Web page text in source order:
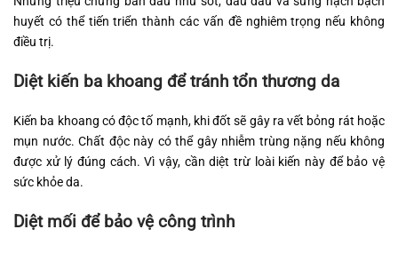
huyết có thể tiến triển thành các vấn đề nghiêm trọng nếu không
điều trị.
Diệt kiến ba khoang để tránh tổn thương da
Kiến ba khoang có độc tố mạnh, khi đốt sẽ gây ra vết bỏng rát hoặc
mụn nước. Chất độc này có thể gây nhiễm trùng nặng nếu không
được xử lý đúng cách. Vì vậy, cần diệt trừ loài kiến này để bảo vệ
sức khỏe da.
Diệt mối để bảo vệ công trình